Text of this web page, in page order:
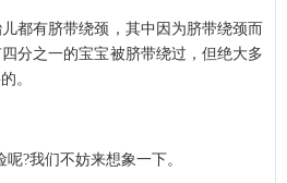
都有脐带绕颈，其中因为脐带绕颈而
分之一的宝宝被脐带绕过，但绝大多
。
?我们不妨来想象一下。